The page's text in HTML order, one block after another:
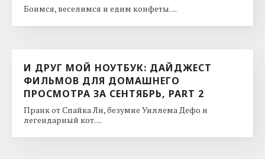
Боимся, веселимся и едим конфеты. ...
И ДРУГ МОЙ НОУТБУК: ДАЙДЖЕСТ
ФИЛЬМОВ ДЛЯ ДОМАШНЕГО
ПРОСМОТРА ЗА СЕНТЯБРЬ, PART 2
Пранк от Спайка Ли, безумие Уиллема Дефо и
легендарный кот. ...